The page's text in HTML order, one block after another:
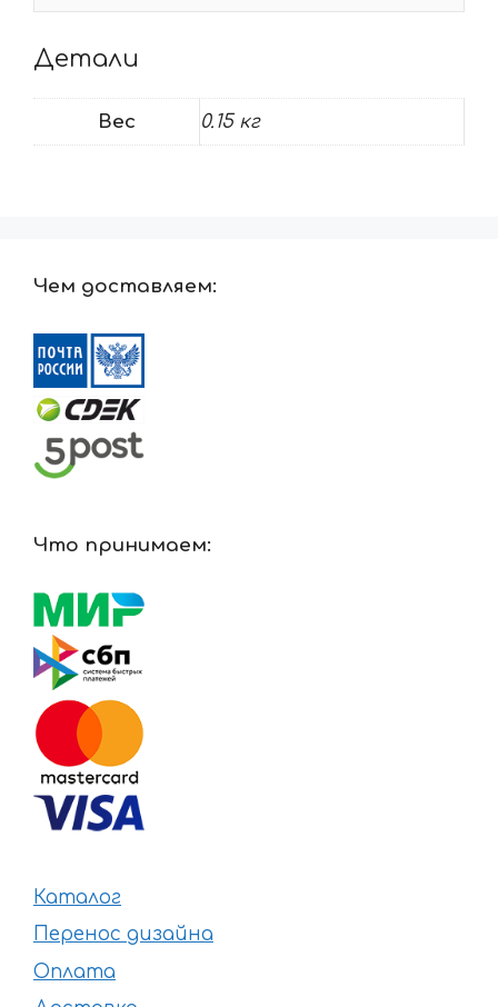
Детали
Вес 0.15 кг
Чем доставляем:
Что принимаем:
Каталог
Перенос дизайна
Оплата